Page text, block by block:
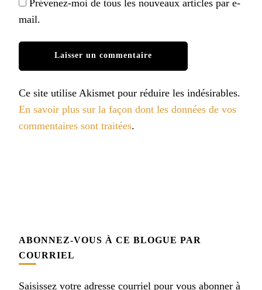
Prévenez-moi de tous les nouveaux articles par e-
mail.
Ce site utilise Akismet pour réduire les indésirables.
En savoir plus sur la façon dont les données de vos
commentaires sont traitées.
ABONNEZ-VOUS À CE BLOGUE PAR
COURRIEL
Saisissez votre adresse courriel pour vous abonner à